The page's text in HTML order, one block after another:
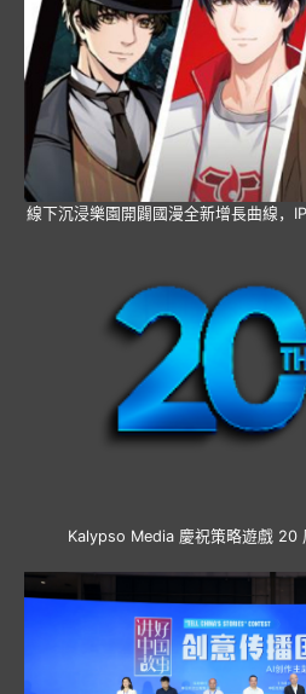
線下沉浸樂園開闢國漫全新增長曲線，
Kalypso Media 慶祝策略遊戲